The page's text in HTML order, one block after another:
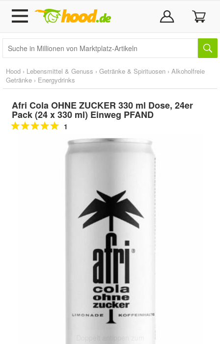
Hood › Lebensmittel & Genuss › Getränke & Spirituosen › Alkoholfreie
Getränke › Energydrinks
Afri Cola OHNE ZUCKER 330 ml Dose, 24er
Pack (24 x 330 ml) Einweg PFAND
1